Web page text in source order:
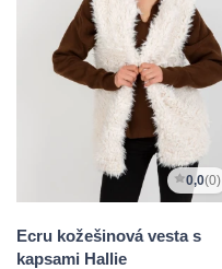
0,0(0)
Ecru kožešinová vesta s
kapsami Hallie